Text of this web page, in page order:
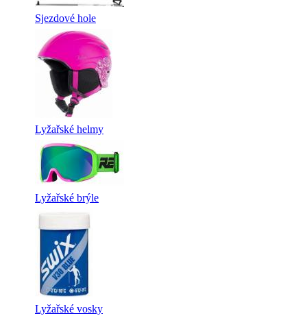
Sjezdové hole
Lyžařské helmy
Lyžařské brýle
Lyžařské vosky